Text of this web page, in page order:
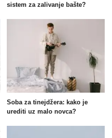
sistem za zalivanje bašte?
Soba za tinejdžera: kako je
urediti uz malo novca?